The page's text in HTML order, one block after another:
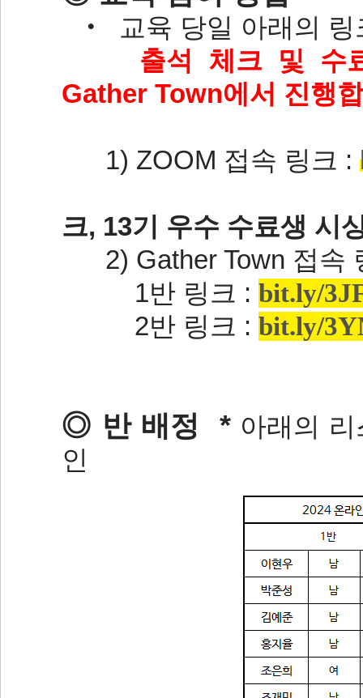
‧ 교육 당일 아래의 링
출석 체크 및 수
Gather Town에서 진행
1) ZOOM 접속 링크 :
크, 13기 우수 수료생 시
2) Gather Town 접속
1반 링크 : bit.ly/
2반 링크 : bit.ly/
◎ 반 배정 *아래의 리
인